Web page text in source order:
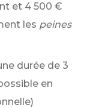
et 4 500 €
les peines
durée de 3
en